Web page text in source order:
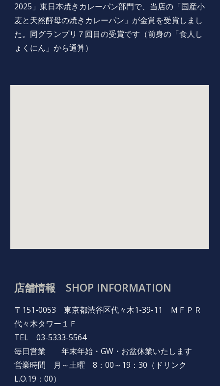
2025」東日本焼きカレーパン部門で、当店の「国産小
麦と天然酵母の焼きカレーパン」が金賞を受賞しまし
た。同グランプリ７回目の受賞です（前身の「食人し
ょくにん」から通算）
店舗情報 SHOP INFORMATION
〒151-0053 東京都渋谷区代々木1-39-11 ＭＦＰＲ
代々木タワー１Ｆ
TEL 03-5333-5564
毎日営業年末年始 ・GW・お盆休業いたします
営業時間 月 ～土曜 8 ：00～19：30（ドリンク
L.O.19：00）